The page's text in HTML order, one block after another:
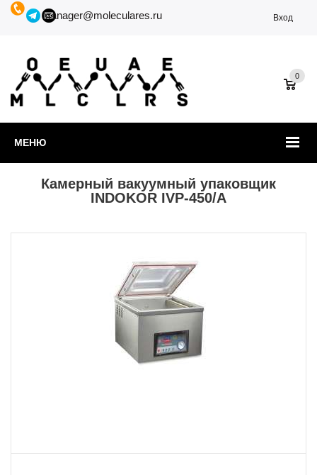
manager@moleculares.ru Вход
МЕНЮ
0
Камерный вакуумный упаковщик
INDOKOR IVP-450/A